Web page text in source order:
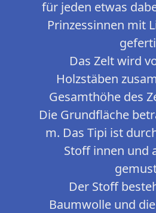
für jeden etwas
Prinzessinnen mit
Das Zelt wird
Holzstäben
Gesamthöhe des
Die Grundfläche
m. Das Tipi ist
Stoff innen und
Der Stoff
Baumwolle und